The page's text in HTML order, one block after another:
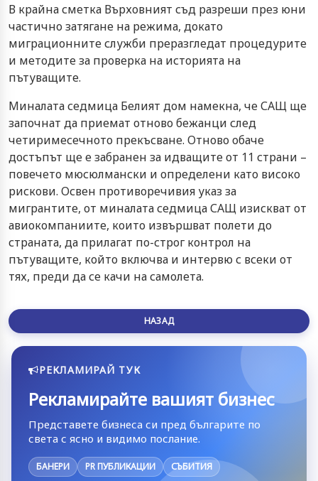
В крайна сметка Върховният съд разреши през юни
частично затягане на режима, докато
миграционните служби преразгледат процедурите
и методите за проверка на историята на
пътуващите.
Миналата седмица Белият дом намекна, че САЩ ще
започнат да приемат отново бежанци след
четиримесечното прекъсване. Отново обаче
достъпът ще е забранен за идващите от 11 страни –
повечето мюсюлмански и определени като високо
рискови. Освен противоречивия указ за
мигрантите, от миналата седмица САЩ изискват от
авиокомпаниите, които извършват полети до
страната, да прилагат по-строг контрол на
пътуващите, който включва и интервю с всеки от
тях, преди да се качи на самолета.
НАЗАД
РЕКЛАМИРАЙ ТУК
Рекламирайте вашият бизнес
Представете бизнеса си пред българите по
света с ясно и видимо послание.
БАНЕРИ PR ПУБЛИКАЦИИ СЪБИТИЯ